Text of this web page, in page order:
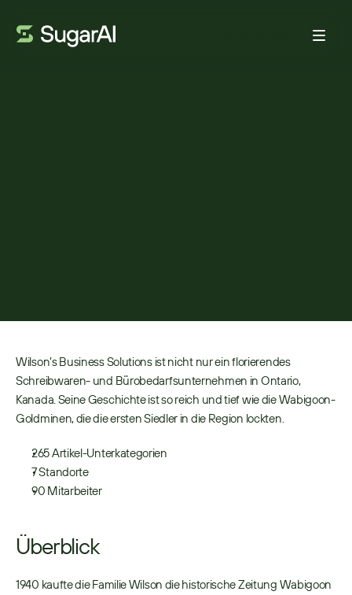
Wilson’s Business Solutions ist nicht nur ein florierendes
Schreibwaren- und Bürobedarfsunternehmen in Ontario,
Kanada. Seine Geschichte ist so reich und tief wie die Wabigoon-
Goldminen, die die ersten Siedler in die Region lockten.
265 Artikel-Unterkategorien
7 Standorte
90 Mitarbeiter
Überblick
1940 kaufte die Familie Wilson die historische Zeitung Wabigoon